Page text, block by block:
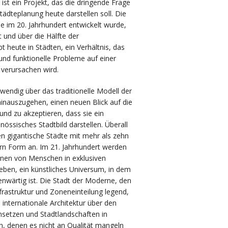
ein Projekt, das die dringende Frage
heute darstellen soll. Die
im 20. Jahrhundert entwickelt wurde,
über die Hälfte der
heute in Städten, ein Verhältnis, das
funktionelle Probleme auf einer
wird.
über das traditionelle Modell der
einen neuen Blick auf die
zu akzeptieren, dass sie ein
Stadtbild darstellen. Überall
gigantische Städte mit mehr als zehn
Form an. Im 21. Jahrhundert werden
von Menschen in exklusiven
ein künstliches Universum, in dem
ist. Die Stadt der Moderne, den
und Zoneneinteilung legend,
Architektur über den
und Stadtlandschaften in
denen es nicht an Qualität mangeln